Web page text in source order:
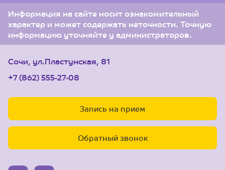
Информация на сайте носит ознакомительный
характер и может содержать неточности. Точную
информацию уточняйте у администраторов.
Сочи, ул.Пластунская, 81
+7 (862) 555-27-08
Запись на прием
Обратный звонок